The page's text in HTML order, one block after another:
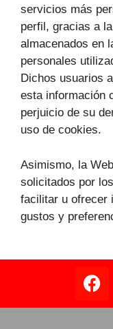
servicios más
perfil, gracias a
almacenados en
personales
Dichos usuarios
esta información
perjuicio de su
uso de cookies.
Asimismo, la
solicitados por
facilitar u ofrecer
gustos y